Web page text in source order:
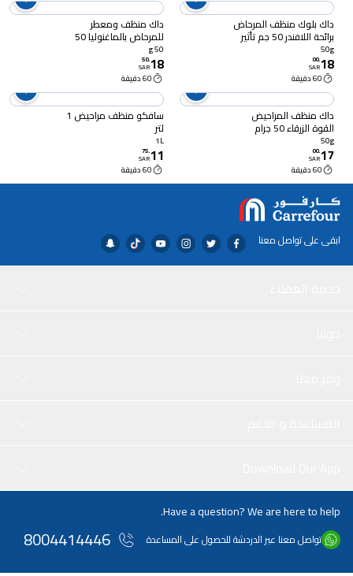
داك بلوك منظف المرحاض
برائحة اللافندر 50 جم تأثير
مضاد للترسبات الكلسية
50g
18
.
00
SAR
60 دقيقة
داك منظف ومعطر
للمرحاض بالماغنوليا 50
جرام
50 g
18
.
50
SAR
60 دقيقة
داك منظف المراحيض
القوة الزرقاء 50 جرام
50g
17
.
00
SAR
60 دقيقة
سافكو منظف مراحيض 1
لتر
1L
11
.
75
SAR
60 دقيقة
ابقى على تواصل معنا
Have a question? We are here to help.
تواصل معنا عبر الدردشة للحصول على المساعدة 8004414446